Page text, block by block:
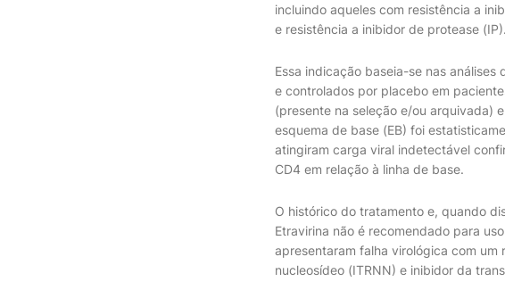
incluindo aqueles com resistência a
e resistência a inibidor de protease (IP).
Essa indicação baseia-se nas
e controlados por placebo em
(presente na seleção e/ou arquivada)
esquema de base (EB) foi
atingiram carga viral indetectável
CD4 em relação à linha de base.
O histórico do tratamento e, quando
Etravirina não é recomendado para
apresentaram falha virológica com
nucleosídeo (ITRNN) e inibidor da